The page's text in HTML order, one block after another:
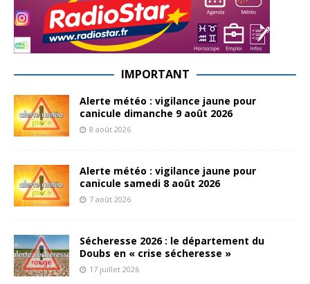
IMPORTANT
Alerte météo : vigilance jaune pour
canicule dimanche 9 août 2026
8 août 2026
Alerte météo : vigilance jaune pour
canicule samedi 8 août 2026
7 août 2026
Sécheresse 2026 : le département du
Doubs en « crise sécheresse »
17 juillet 2026